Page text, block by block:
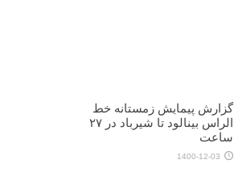
گزارش پیمایش زمستانه خط
الراس بینالود تا شیرباد در ۲۷
ساعت
1400-12-03